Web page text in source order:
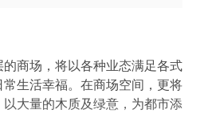
商场，将以各种业态满足各式
生活幸福。在商场空间，更将
⼤量的木质及绿意，为都市添